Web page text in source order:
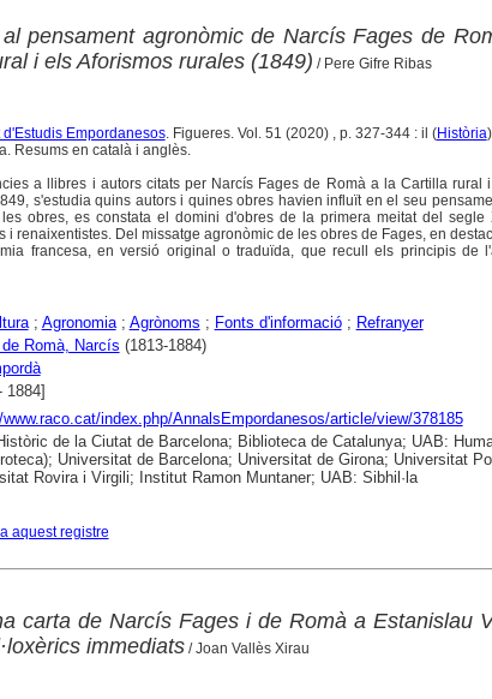
pensament agronòmic de Narcís Fages de
i els Aforismos rurales (1849) / Pere Gifre Ribas
Empordanesos. Figueres. Vol. 51 (2020) , p. 327-344 : il (Història)
Resums en català i anglès.
a llibres i autors citats per Narcís Fages de Romà a la Cartilla rural
s'estudia quins autors i quines obres havien influït en el seu
obres, es constata el domini d'obres de la primera meitat del segle
i renaixentistes. Del missatge agronòmic de les obres de Fages, en
francesa, en versió original o traduïda, que recull els principis de
; Agronomia; Agrònoms ; Fonts d'informació; Refranyer
de Romà, Narcís (1813-1884)
1884]
index.php/AnnalsEmpordanesos/article/view/378185
de la Ciutat de Barcelona; Biblioteca de Catalunya; UAB:
Universitat de Barcelona; Universitat de Girona; Universitat
Rovira i Virgili; Institut Ramon Muntaner; UAB: Sibhil·la
aquest registre
carta de Narcís Fages i de Romà a Estanislau
immediats/ Joan Vallès Xirau